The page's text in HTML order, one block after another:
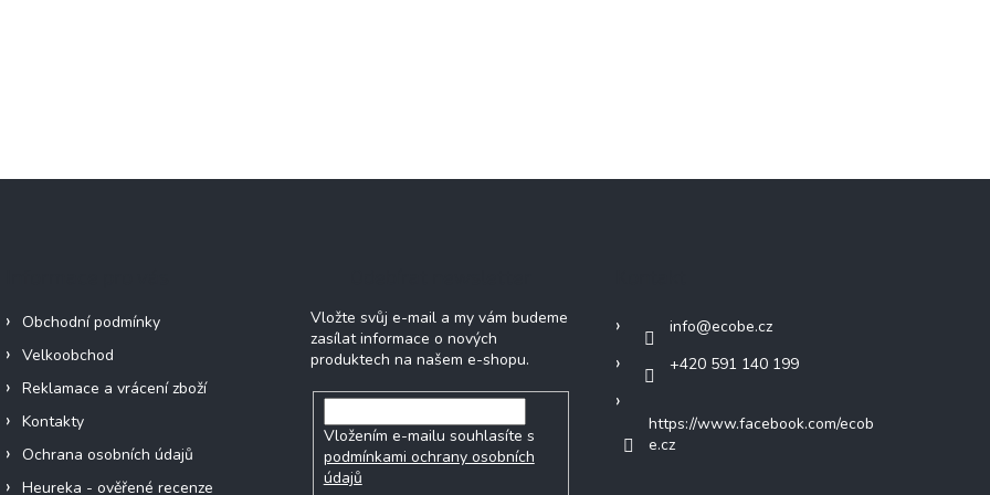
Obchodní podmínky
Velkoobchod
Reklamace a vrácení zboží
Kontakty
Ochrana osobních údajů
Heureka - ověřené recenze
Vložte svůj e-mail a my vám budeme
zasílat informace o nových
produktech na našem e-shopu.
Vložením e-mailu souhlasíte s
podmínkami ochrany osobních
údajů
info@ecobe.cz
+420 591 140 199
https://www.facebook.com/ecob
e.cz